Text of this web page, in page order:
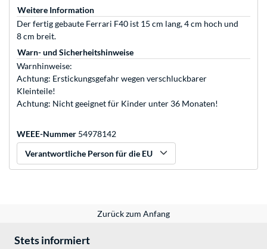
Weitere Information
Der fertig gebaute Ferrari F40 ist 15 cm lang, 4 cm hoch und
8 cm breit.
Warn- und Sicherheitshinweise
Warnhinweise:
Achtung: Erstickungsgefahr wegen verschluckbarer
Kleinteile!
Achtung: Nicht geeignet für Kinder unter 36 Monaten!
WEEE-Nummer 54978142
Verantwortliche Person für die EU
Zurück zum Anfang
Stets informiert